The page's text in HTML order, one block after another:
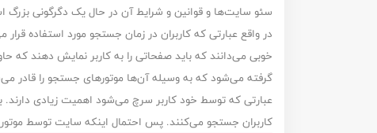
سئو سایت‌ها و قوانین و شرایط آن در حال یک دگرگونی
در واقع عبارتی که کاربران در زمان جستجو مورد استفاده
خوبی می‌دانند که باید صفحاتی را به کاربر نمایش دهند که
گرفته می‌شود که به وسیله آن‌ها موتورهای جستجو را قادر
عبارتی که توسط خود کاربر سرچ می‌شود اهمیت زیادی
کاربران جستجو می‌کنند. پس احتمال اینکه سایت توسط موتور